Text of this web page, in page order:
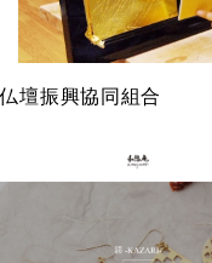
壇振興協同組合